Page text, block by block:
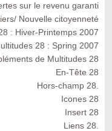
sur le revenu garanti
Nouvelle citoyenneté
: Hiver-Printemps 2007
28 : Spring 2007
de Multitudes 28
En-Tête 28
Hors-champ 28.
Icones 28
Insert 28
Liens 28.